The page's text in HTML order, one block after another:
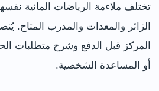
تختلف ملاءمة الرياضات المائية
الزائر والمعدات والمدرب المتاح.
المركز قبل الدفع وشرح متطلبات
أو المساعدة الشخصية.